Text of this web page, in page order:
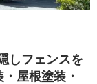
フェンスを
屋根塗装・